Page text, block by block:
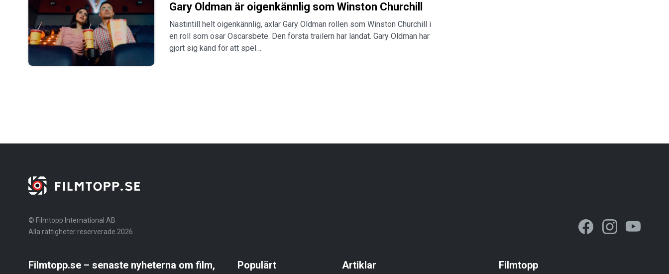
Gary Oldman är oigenkännlig som Winston Churchill
Nästintill helt oigenkännlig, axlar Gary Oldman rollen som Winston Churchill i
en roll som osar Oscarsbete. Den första trailern har landat. Gary Oldman har
gjort sig känd för att spel…
© Filmtopp International AB
Alla rättigheter reserverade 2026
Filmtopp.se – senaste nyheterna om film, Populärt Artiklar Filmtopp